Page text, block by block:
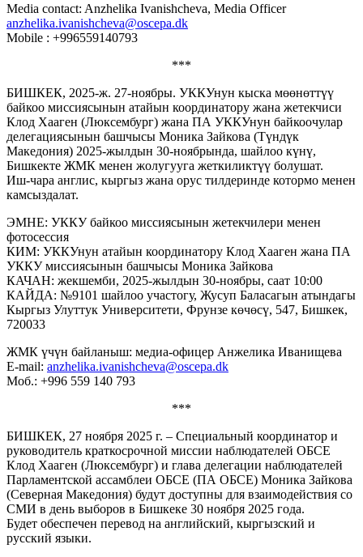
Media contact: Anzhelika Ivanishcheva, Media Officer
anzhelika.ivanishcheva@oscepa.dk
Mobile : +996559140793
***
БИШКЕК, 2025-ж. 27-ноябры. УККУнун кыска мөөнөттүү
байкоо миссиясынын атайын координатору жана жетекчиси
Клод Хааген (Люксембург) жана ПА УККУнун байкоочулар
делегациясынын башчысы Моника Зайкова (Түндүк
Македония) 2025-жылдын 30-ноябрында, шайлоо күнү,
Бишкекте ЖМК менен жолугууга жеткиликтүү болушат.
Иш-чара англис, кыргыз жана орус тилдеринде котормо менен
камсыздалат.
ЭМНЕ: УККУ байкоо миссиясынын жетекчилери менен
фотосессия
КИМ: УККУнун атайын координатору Клод Хааген жана ПА
УККУ миссиясынын башчысы Моника Зайкова
КАЧАН: жекшемби, 2025-жылдын 30-ноябры, саат 10:00
КАЙДА: №9101 шайлоо участогу, Жусуп Баласагын атындагы
Кыргыз Улуттук Университети, Фрунзе көчөсү, 547, Бишкек,
720033
ЖМК үчүн байланыш: медиа-офицер Анжелика Иванищева
E-mail: anzhelika.ivanishcheva@oscepa.dk
Моб.: +996 559 140 793
***
БИШКЕК, 27 ноября 2025 г. – Специальный координатор и
руководитель краткосрочной миссии наблюдателей ОБСЕ
Клод Хааген (Люксембург) и глава делегации наблюдателей
Парламентской ассамблеи ОБСЕ (ПА ОБСЕ) Моника Зайкова
(Северная Македония) будут доступны для взаимодействия со
СМИ в день выборов в Бишкеке 30 ноября 2025 года.
Будет обеспечен перевод на английский, кыргызский и
русский языки.